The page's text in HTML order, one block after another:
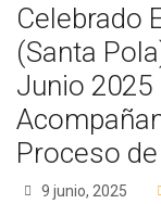
Celebrado
(Santa
Junio 2025
Proceso
9 junio, 2025